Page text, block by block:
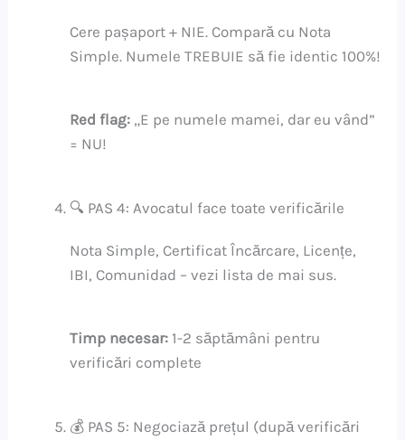
Cere pașaport + NIE. Compară cu Nota
Simple. Numele TREBUIE să fie identic 100%!
Red flag: „E pe numele mamei, dar eu vând”
= NU!
🔍 PAS 4: Avocatul face toate verificările
Nota Simple, Certificat Încărcare, Licențe,
IBI, Comunidad – vezi lista de mai sus.
Timp necesar: 1-2 săptămâni pentru
verificări complete
💰 PAS 5: Negociază prețul (după verificări